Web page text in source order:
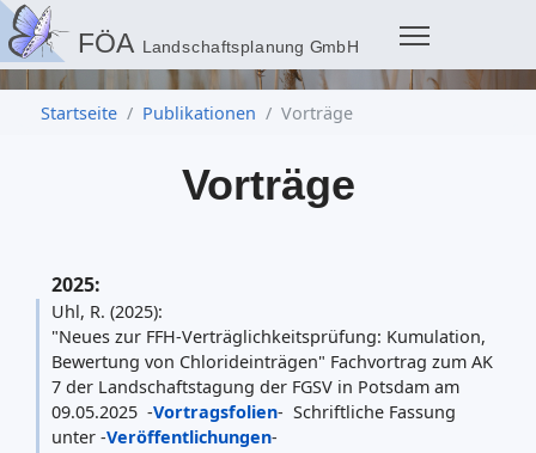
Startseite Publikationen Vorträge
Vorträge
2025:
Uhl, R. (2025):
"Neues zur FFH-Verträglichkeitsprüfung: Kumulation,
Bewertung von Chlorideinträgen" Fachvortrag zum AK
7 der Landschaftstagung der FGSV in Potsdam am
09.05.2025 -Vortragsfolien- Schriftliche Fassung
unter -Veröffentlichungen-